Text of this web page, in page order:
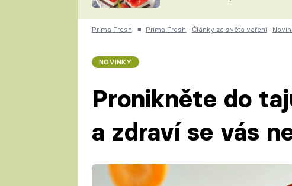
ČESKO NA TALÍŘI
Prima Fresh ■ Prima Fresh Články ze světa vaření
NOVINKY
Pronikněte do
a zdraví se vás